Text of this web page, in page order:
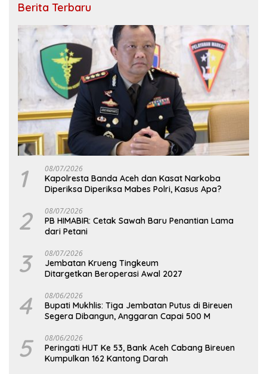
Berita Terbaru
1 08/07/2026
Kapolresta Banda Aceh dan Kasat Narkoba
Diperiksa Diperiksa Mabes Polri, Kasus Apa?
2 08/07/2026
PB HIMABIR: Cetak Sawah Baru Penantian Lama
dari Petani
3 08/07/2026
Jembatan Krueng Tingkeum
Ditargetkan Beroperasi Awal 2027
4 08/06/2026
Bupati Mukhlis: Tiga Jembatan Putus di Bireuen
Segera Dibangun, Anggaran Capai 500 M
5 08/06/2026
Peringati HUT Ke 53, Bank Aceh Cabang Bireuen
Kumpulkan 162 Kantong Darah